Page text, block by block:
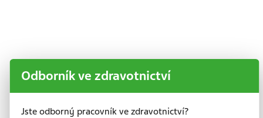
Odborník ve zdravotnictví
Jste odborný pracovník ve zdravotnictví?